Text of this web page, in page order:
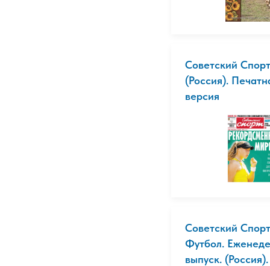
Советский
(Россия).
версия
Советский
Футбол.
выпуск. (Россия).